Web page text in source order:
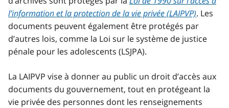
l’information et la protection de la vie privée (LAIPVP). Les
documents peuvent également être protégés par
d’autres lois, comme la Loi sur le système de justice
pénale pour les adolescents (LSJPA).
La LAIPVP vise à donner au public un droit d’accès aux
documents du gouvernement, tout en protégeant la
vie privée des personnes dont les renseignements